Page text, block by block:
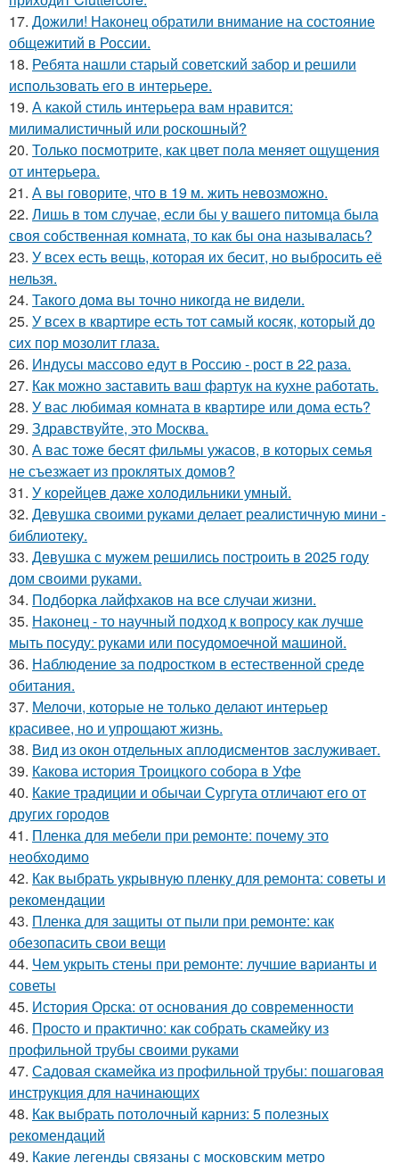
17. Дожили! Наконец обратили внимание на состояние
общежитий в России.
18. Ребята нашли старый советский забор и решили
использовать его в интерьере.
19. А какой стиль интерьера вам нравится:
милималистичный или роскошный?
20. Только посмотрите, как цвет пола меняет ощущения
от интерьера.
21. А вы говорите, что в 19 м. жить невозможно.
22. Лишь в том случае, если бы у вашего питомца была
своя собственная комната, то как бы она называлась?
23. У всех есть вещь, которая их бесит, но выбросить её
нельзя.
24. Такого дома вы точно никогда не видели.
25. У всех в квартире есть тот самый косяк, который до
сих пор мозолит глаза.
26. Индусы массово едут в Россию - рост в 22 раза.
27. Как можно заставить ваш фартук на кухне работать.
28. У вас любимая комната в квартире или дома есть?
29. Здравствуйте, это Москва.
30. А вас тоже бесят фильмы ужасов, в которых семья
не съезжает из проклятых домов?
31. У корейцев даже холодильники умный.
32. Девушка своими руками делает реалистичную мини -
библиотеку.
33. Девушка с мужем решились построить в 2025 году
дом своими руками.
34. Подборка лайфхаков на все случаи жизни.
35. Наконец - то научный подход к вопросу как лучше
мыть посуду: руками или посудомоечной машиной.
36. Наблюдение за подростком в естественной среде
обитания.
37. Мелочи, которые не только делают интерьер
красивее, но и упрощают жизнь.
38. Вид из окон отдельных аплодисментов заслуживает.
39. Какова история Троицкого собора в Уфе
40. Какие традиции и обычаи Сургута отличают его от
других городов
41. Пленка для мебели при ремонте: почему это
необходимо
42. Как выбрать укрывную пленку для ремонта: советы и
рекомендации
43. Пленка для защиты от пыли при ремонте: как
обезопасить свои вещи
44. Чем укрыть стены при ремонте: лучшие варианты и
советы
45. История Орска: от основания до современности
46. Просто и практично: как собрать скамейку из
профильной трубы своими руками
47. Садовая скамейка из профильной трубы: пошаговая
инструкция для начинающих
48. Как выбрать потолочный карниз: 5 полезных
рекомендаций
49. Какие легенды связаны с московским метро